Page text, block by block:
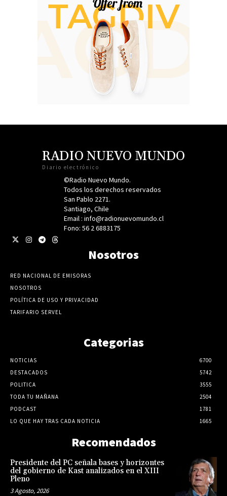
RADIO NUEVO MUNDO
Diario electrónico
©Radio Nuevo Mundo.
Todos los derechos reservados
San Pablo 2271.
Santiago, Chile
Email : info@radionuevomundo.cl
Fono: 56 2 6883175
Nosotros
RED NACIONAL DE EMISORAS
NOSOTROS
POLÍTICA DE USO Y PRIVACIDAD
TARIFARIO SERVEL
Categorias
NOTICIAS
6700
DESTACADOS
5742
POLITICA
3555
TODA TU MAÑANA
2504
PODCAST
1781
LO QUE HAY TRAS CADA NOTICIA
1665
Recomendados
Presidente del PC señala bases y horizontes
del gobierno de Kast analizados en el XIII
Pleno
3 Agosto, 2026